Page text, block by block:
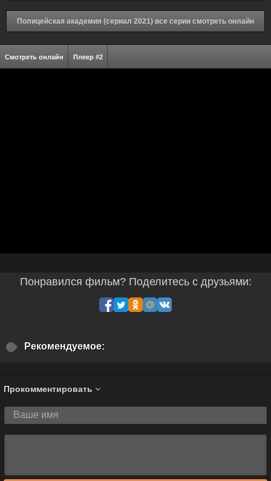
Полицейская академия (сериал 2021) все серии смотреть онлайн
Смотреть онлайн Плеер #2
Понравился фильм? Поделитесь с друзьями:
Рекомендуемое:
Прокомментировать